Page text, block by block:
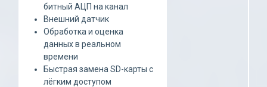
битный АЦП на канал
Внешний датчик
Обработка и оценка
данных в реальном
времени
Быстрая замена SD-карты с
лёгким доступом